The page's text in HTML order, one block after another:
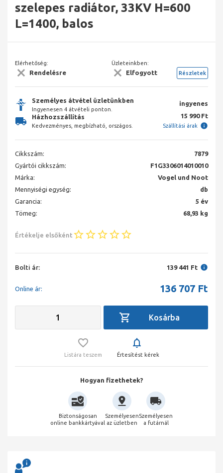
szelepes radiátor, 33KV H=600
L=1400, balos
Elérhetőség:
Rendelésre
Üzleteinkben:
Elfogyott Részletek
Személyes átvétel üzletünkben
Ingyenesen 4 átvételi ponton.
ingyenes
Házhozszállítás
Kedvezményes, megbízható, országos.
15 990 Ft
Szállítási árak
Cikkszám:
7879
Gyártói cikkszám:
F1G3306014010010
Márka:
Vogel und Noot
Mennyiségi egység:
db
Garancia:
5 év
Tömeg:
68,93 kg
Értékelje elsőként
Bolti ár: 139 441 Ft
Online ár: 136 707 Ft
Listára teszem Értesítést kérek
Hogyan fizethetek?
Biztonságosan
online bankkártyával
Személyesen
az üzletben
Személyesen
a futárnál